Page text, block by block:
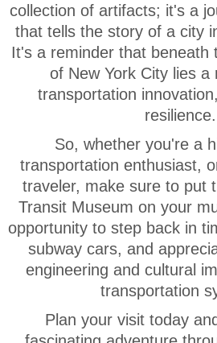
collection of artifacts; it's a
that tells the story of a city
It's a reminder that beneath
of New York City lies a
transportation
resilience.
So, whether you're a
transportation enthusiast,
traveler, make sure to put
Transit Museum on your
opportunity to step back in
subway cars, and
engineering and cultural
transportation
Plan your visit today